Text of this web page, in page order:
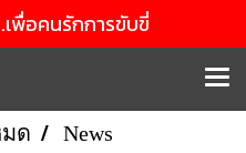
เพื่อคนรักการขับขี่
ด
News